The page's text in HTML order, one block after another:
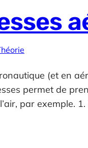
(et en
permet de
par exemple.